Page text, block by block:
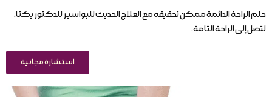
مقالات علمی و تخصصی
الرعاية قبل وبعد الجراحة
حلم الراحة الدائمة ممكن تحقيقه مع العلاج الحديث للبواسير للدكتور یکتا،
لتصل إلى الراحة التامة.
استشارة مجانية